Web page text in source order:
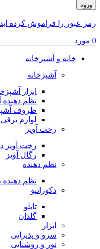
ورود
رمز عبور را فراموش کرده
0 مورد
خانه و آشپزخانه
آشپزخانه
ابزار
نظم دهنده
ظروف
لوازم
رخت آویز
رخت آویز
رگال آویز
نظم دهنده
نظم دهنده
دکوراتیو
تابلو
گلدان
ابزار
سرو و پذیرایی
نور و روشنایی